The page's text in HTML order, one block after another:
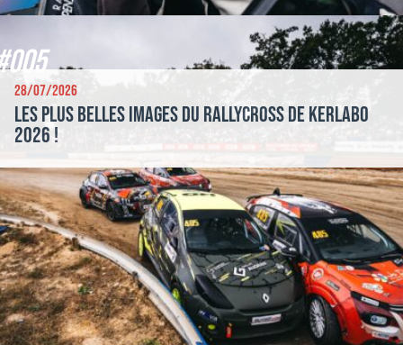
28/07/2026
Les plus belles images du Rallycross de Kerlabo
2026 !